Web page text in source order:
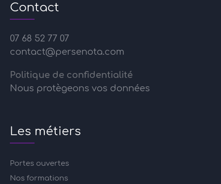
Contact
07 68 52 77 07
contact@persenota.com
Politique de confidentialité
Nous protègeons vos données
Les métiers
Portes ouvertes
Nos formations